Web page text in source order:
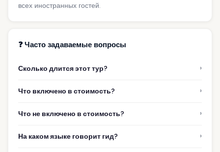
всех иностранных гостей.
❓ Часто задаваемые вопросы
Сколько длится этот тур? ›
Что включено в стоимость? ›
Что не включено в стоимость? ›
На каком языке говорит гид? ›